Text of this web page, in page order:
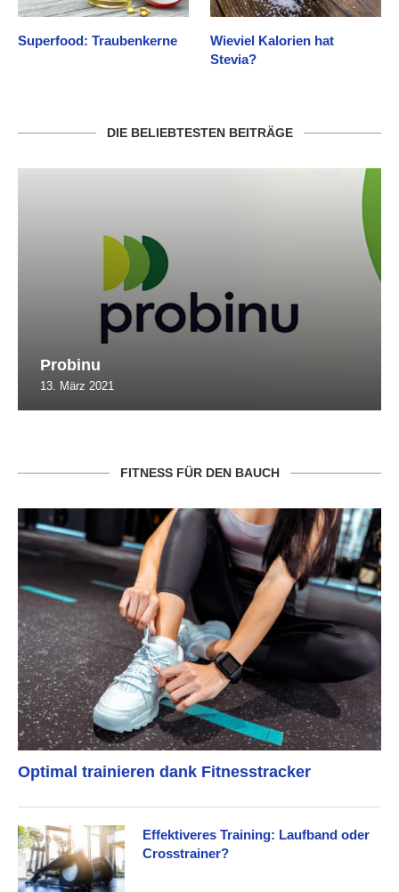
Superfood: Traubenkerne
Wieviel Kalorien hat
Stevia?
DIE BELIEBTESTEN BEITRÄGE
Probinu
13. März 2021
FITNESS FÜR DEN BAUCH
Optimal trainieren dank Fitnesstracker
Effektiveres Training: Laufband oder
Crosstrainer?